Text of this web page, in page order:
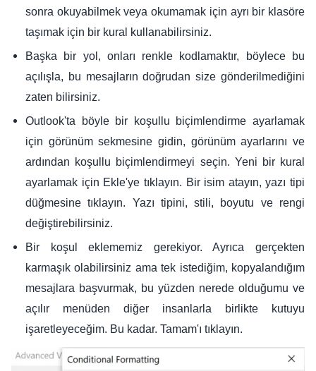
sonra okuyabilmek veya okumamak için ayrı bir klasöre
taşımak için bir kural kullanabilirsiniz.
Başka bir yol, onları renkle kodlamaktır, böylece bu
açılışla, bu mesajların doğrudan size gönderilmediğini
zaten bilirsiniz.
Outlook'ta böyle bir koşullu biçimlendirme ayarlamak
için görünüm sekmesine gidin, görünüm ayarlarını ve
ardından koşullu biçimlendirmeyi seçin. Yeni bir kural
ayarlamak için Ekle'ye tıklayın. Bir isim atayın, yazı tipi
düğmesine tıklayın. Yazı tipini, stili, boyutu ve rengi
değiştirebilirsiniz.
Bir koşul eklememiz gerekiyor. Ayrıca gerçekten
karmaşık olabilirsiniz ama tek istediğim, kopyalandığım
mesajlara başvurmak, bu yüzden nerede olduğumu ve
açılır menüden diğer insanlarla birlikte kutuyu
işaretleyeceğim. Bu kadar. Tamam'ı tıklayın.